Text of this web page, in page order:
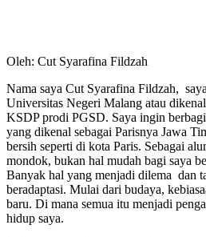
Oleh: Cut Syarafina Fildzah
Nama saya Cut Syarafina Fildzah,
Universitas Negeri Malang atau
KSDP prodi PGSD. Saya ingin
yang dikenal sebagai Parisnya Jawa
bersih seperti di kota Paris. Sebagai
mondok, bukan hal mudah bagi saya
Banyak hal yang menjadi dilema dan
beradaptasi. Mulai dari budaya,
baru. Di mana semua itu menjadi
hidup saya.